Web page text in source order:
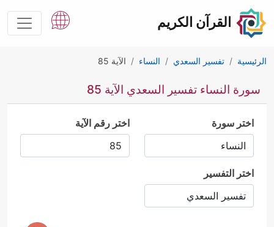
القرآن الكريم
الرئيسية تفسير السعدي النساء الآية 85
سورة النساء تفسير السعدي الآية 85
اختر سورة اختر رقم الآية
اختر التفسير